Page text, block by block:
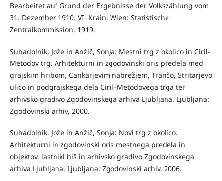
Bearbeitet auf Grund der Ergebnisse der Volkszählung vom
31. Dezember 1910. VI. Krain. Wien: Statistische
Zentralkommission, 1919.
Suhadolnik, Jože in Anžič, Sonja: Mestni trg z okolico in Ciril-
Metodov trg. Arhitekturni in zgodovinski oris predela med
grajskim hribom, Cankarjevim nabrežjem, Trančo, Stritarjevo
ulico in podgrajskega dela Ciril–Metodovega trga ter
arhivsko gradivo Zgodovinskega arhiva Ljubljana. Ljubljana:
Zgodovinski arhiv, 2000.
Suhadolnik, Jože in Anžič, Sonja: Novi trg z okolico.
Arhitekturni in zgodovinski oris mestnega predela in
objektov, lastniki hiš in arhivsko gradivo Zgodovinskega
arhiva Ljubljana. Ljubljana: Zgodovinski arhiv, 2006.